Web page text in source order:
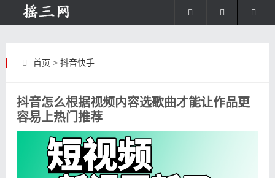
首页 > 抖音快手
抖音怎么根据视频内容选歌曲才能让作品更
容易上热门推荐